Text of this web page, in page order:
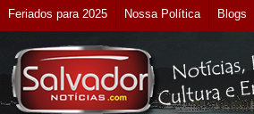
Feriados para 2025 Nossa Política Blogs